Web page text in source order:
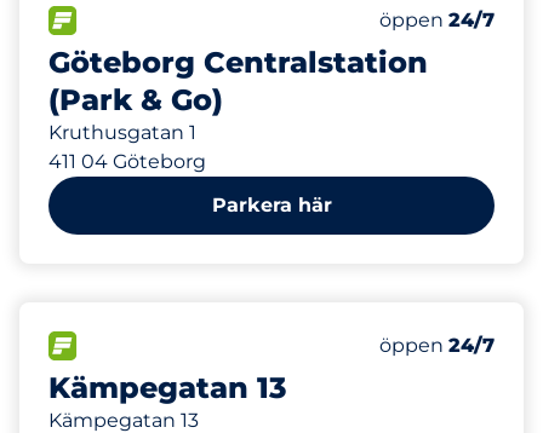
Göteborg Centralstation
(Park & Go)
Kruthusgatan 1
411 04 Göteborg
Antal
Totalt antal
öppen 24/7
326 m
Parkera här
Kämpegatan 13
Kämpegatan 13
Antal
Totalt antal
öppen 24/7
367 m